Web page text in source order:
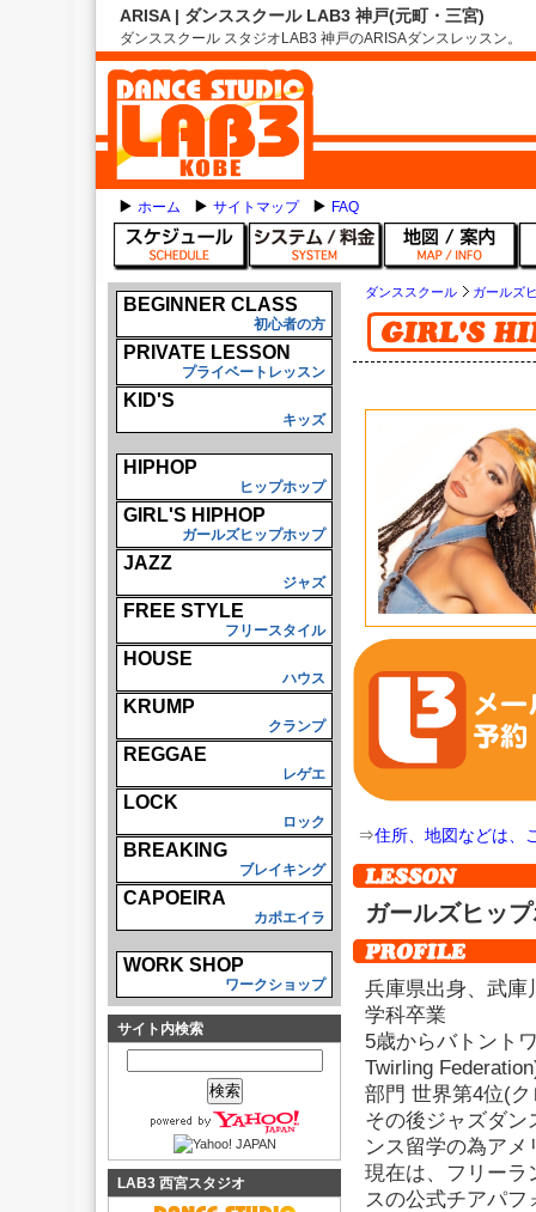
ARISA | ダンススクール LAB3 神戸(元町・三宮)
ダンススクール スタジオLAB3 神戸のARISAダンスレッスン。
ホーム サイトマップ FAQ
BEGINNER CLASS
初心者の方
PRIVATE LESSON
プライベートレッスン
KID'S
キッズ
HIPHOP
ヒップホップ
GIRL'S HIPHOP
ガールズヒップホップ
JAZZ
ジャズ
FREE STYLE
フリースタイル
HOUSE
ハウス
KRUMP
クランプ
REGGAE
レゲエ
LOCK
ロック
BREAKING
ブレイキング
CAPOEIRA
カポエイラ
WORK SHOP
ワークショップ
サイト内検索
LAB3 西宮スタジオ
ダンススクール ガールズ
⇒住所、地図などは、
ガールズヒッ
兵庫県出身、武
学科卒業
5歳からバトント
Twirling
部門 世界第4位(
その後ジャズダ
ンス留学の為アメ
現在は、フリーラ
スの公式チアパ